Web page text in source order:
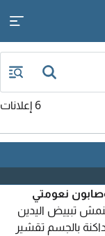
6 إعلانات
نعومتي
تبييض اليدين
بالجسم تقشير